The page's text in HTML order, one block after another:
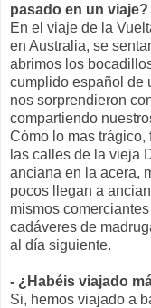
pasado en un viaje?
En el viaje de la
en Australia, se
abrimos los
cumplido español de
nos sorprendieron
compartiendo
Cómo lo mas
las calles de la vieja
anciana en la acera,
pocos llegan a
mismos
cadáveres de
al día siguiente.
- ¿Habéis viajado
Si, hemos viajado a